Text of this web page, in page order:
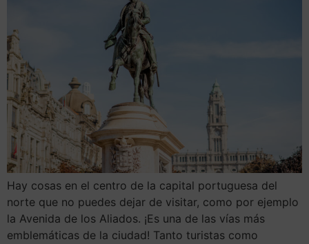
Hay cosas en el centro de la capital portuguesa del
norte que no puedes dejar de visitar, como por ejemplo
la Avenida de los Aliados. ¡Es una de las vías más
emblemáticas de la ciudad! Tanto turistas como